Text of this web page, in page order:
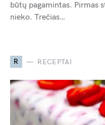
būtų pagamintas.
nieko. Trečias…
R RECEPTAI